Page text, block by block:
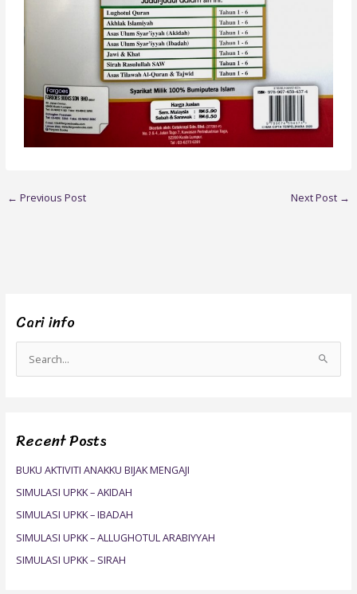
Cari info
e
c
o
r
:
Recent Posts
BUKU AKTIVITI ANAKKU BIJAK MENGAJI
SIMULASI UPKK – AKIDAH
SIMULASI UPKK – IBADAH
SIMULASI UPKK – ALLUGHOTUL ARABIYYAH
SIMULASI UPKK – SIRAH
← Previous Post Next Post →